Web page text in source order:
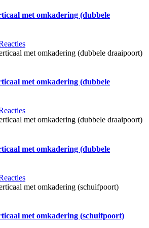
met omkadering (dubbele
met omkadering (dubbele
met omkadering (dubbele
met omkadering (schuifpoort)